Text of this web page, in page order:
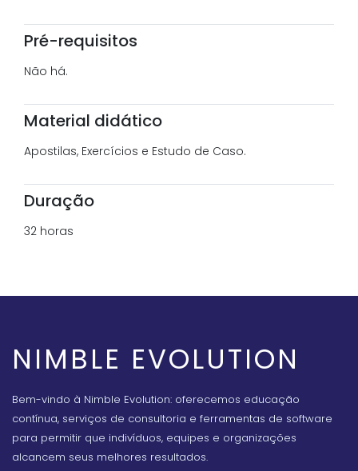
Pré-requisitos
Não há.
Material didático
Apostilas, Exercícios e Estudo de Caso.
Duração
32 horas
NIMBLE EVOLUTION
Bem-vindo à Nimble Evolution: oferecemos educação
contínua, serviços de consultoria e ferramentas de software
para permitir que indivíduos, equipes e organizações
alcancem seus melhores resultados.